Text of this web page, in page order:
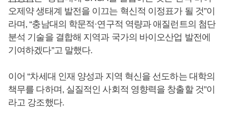
오제약 생태계 발전을 이끄는 혁신적 이정표가 될 것”이
라며, “충남대의 학문적·연구적 역량과 애질런트의 첨단
분석 기술을 결합해 지역과 국가의 바이오산업 발전에
기여하겠다”고 말했다.
이어 “차세대 인재 양성과 지역 혁신을 선도하는 대학의
책무를 다하며, 실질적인 사회적 영향력을 창출할 것”이
라고 강조했다.